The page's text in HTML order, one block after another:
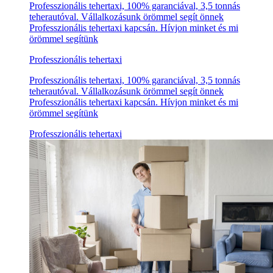
Professzionális tehertaxi, 100% garanciával, 3,5 tonnás
teherautóval. Vállalkozásunk örömmel segít önnek
Professzionális tehertaxi kapcsán. Hívjon minket és mi
örömmel segítünk
Professzionális tehertaxi
Professzionális tehertaxi, 100% garanciával, 3,5 tonnás
teherautóval. Vállalkozásunk örömmel segít önnek
Professzionális tehertaxi kapcsán. Hívjon minket és mi
örömmel segítünk
Professzionális tehertaxi